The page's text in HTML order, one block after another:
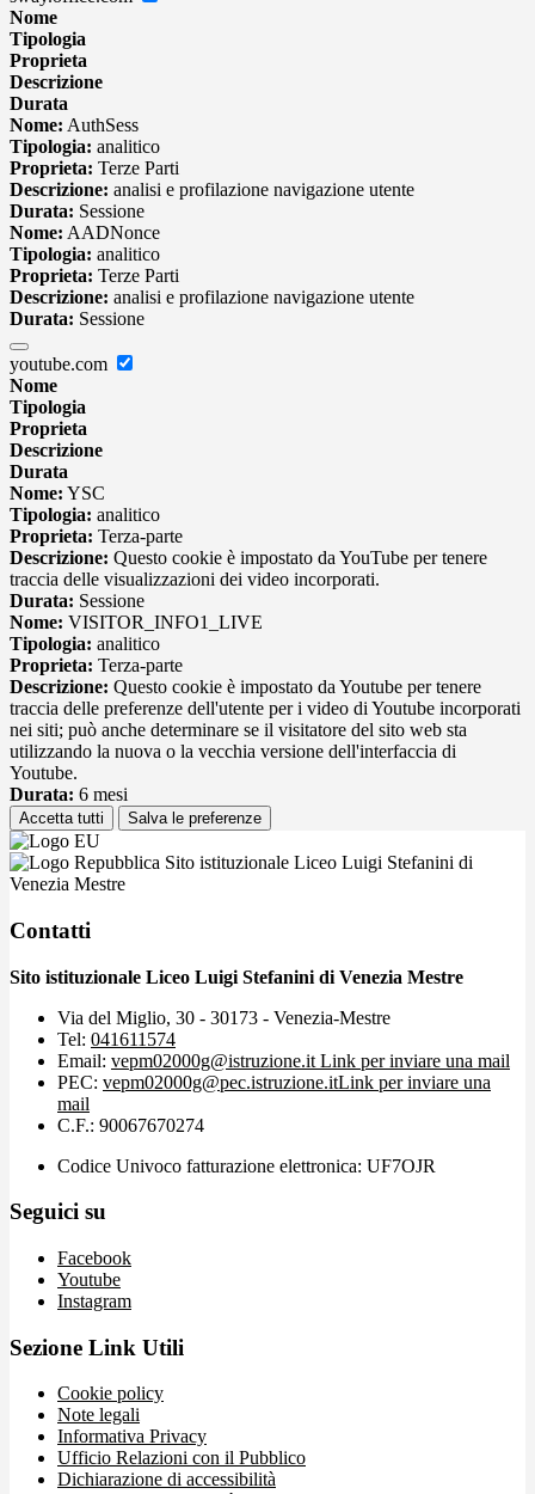
Nome
Tipologia
Proprieta
Descrizione
Durata
Nome: AuthSess
Tipologia: analitico
Proprieta: Terze Parti
Descrizione: analisi e profilazione navigazione utente
Durata: Sessione
Nome: AADNonce
Tipologia: analitico
Proprieta: Terze Parti
Descrizione: analisi e profilazione navigazione utente
Durata: Sessione
youtube.com
Nome
Tipologia
Proprieta
Descrizione
Durata
Nome: YSC
Tipologia: analitico
Proprieta: Terza-parte
Descrizione: Questo cookie è impostato da YouTube per tenere
traccia delle visualizzazioni dei video incorporati.
Durata: Sessione
Nome: VISITOR_INFO1_LIVE
Tipologia: analitico
Proprieta: Terza-parte
Descrizione: Questo cookie è impostato da Youtube per tenere
traccia delle preferenze dell'utente per i video di Youtube incorporati
nei siti; può anche determinare se il visitatore del sito web sta
utilizzando la nuova o la vecchia versione dell'interfaccia di
Youtube.
Durata: 6 mesi
Accetta tutti Salva le preferenze
Sito istituzionale Liceo Luigi Stefanini di
Venezia Mestre
Contatti
Sito istituzionale Liceo Luigi Stefanini di Venezia Mestre
Via del Miglio, 30 - 30173 - Venezia-Mestre
Tel: 041611574
Email: vepm02000g@istruzione.it Link per inviare una mail
PEC: vepm02000g@pec.istruzione.itLink per inviare una
mail
C.F.: 90067670274
Codice Univoco fatturazione elettronica: UF7OJR
Seguici su
Facebook
Youtube
Instagram
Sezione Link Utili
Cookie policy
Note legali
Informativa Privacy
Ufficio Relazioni con il Pubblico
Dichiarazione di accessibilità